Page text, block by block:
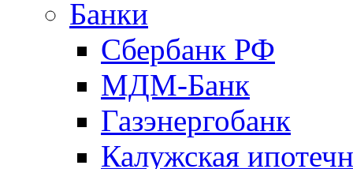
Банки
Сбербанк РФ
МДМ-Банк
Газэнергобанк
Калужская